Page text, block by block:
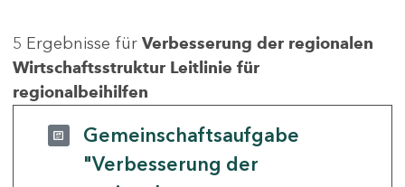
5 Ergebnisse für Verbesserung der regionalen
Wirtschaftsstruktur Leitlinie für
regionalbeihilfen
Gemeinschaftsaufgabe
"Verbesserung der